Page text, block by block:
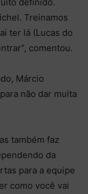
Treinamos
ter lá (Lucas do
comentou.
Márcio
não dar muita
também faz
da
para a equipe
como você vai